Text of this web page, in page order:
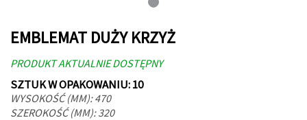
EMBLEMAT DUŻY KRZYŻ
PRODUKT AKTUALNIE DOSTĘPNY
SZTUK W OPAKOWANIU: 10
WYSOKOŚĆ (MM): 470
SZEROKOŚĆ (MM): 320